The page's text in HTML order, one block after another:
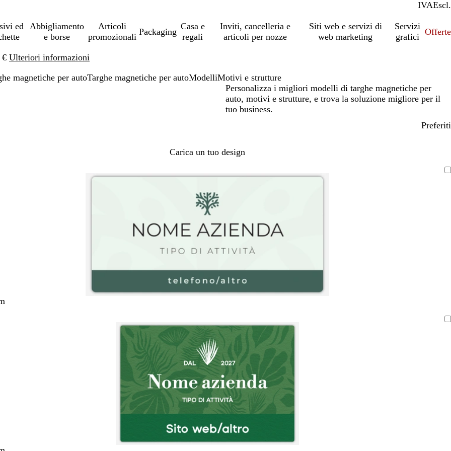
IVAIncl.
Escl.
ed
Abbigliamento
e borse
Articoli
promozionali
Packaging
Casa e
regali
Inviti, cancelleria e
articoli per nozze
Siti web e servizi di
web marketing
Servizi
grafici
Offerte
€ Ulteriori informazioni
magnetiche per autoTarghe magnetiche per autoModelliMotivi e strutture
Personalizza i migliori modelli di targhe magnetiche per
auto, motivi e strutture, e trova la soluzione migliore per il
tuo business.
Preferiti
Carica un tuo design